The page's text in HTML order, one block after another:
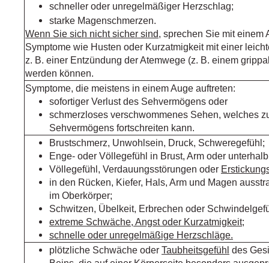
schneller oder unregelmäßiger Herzschlag;
starke Magenschmerzen.
Wenn Sie sich nicht sicher sind, sprechen Sie mit einem
Symptome wie Husten oder Kurzatmigkeit mit einer
z. B. einer Entzündung der Atemwege (z. B. einem
werden können.
Symptome, die meistens in einem Auge auftreten:
sofortiger Verlust des Sehvermögens oder
schmerzloses verschwommenes Sehen, welches
Sehvermögens fortschreiten kann.
Brustschmerz, Unwohlsein, Druck, Schweregefühl;
Enge- oder Völlegefühl in Brust, Arm oder
Völlegefühl, Verdauungsstörungen oder
in den Rücken, Kiefer, Hals, Arm und Magen
im Oberkörper;
Schwitzen, Übelkeit, Erbrechen oder
extreme Schwäche, Angst oder Kurzatmigkeit;
schnelle oder unregelmäßige Herzschläge.
plötzliche Schwäche oder Taubheitsgefühl des